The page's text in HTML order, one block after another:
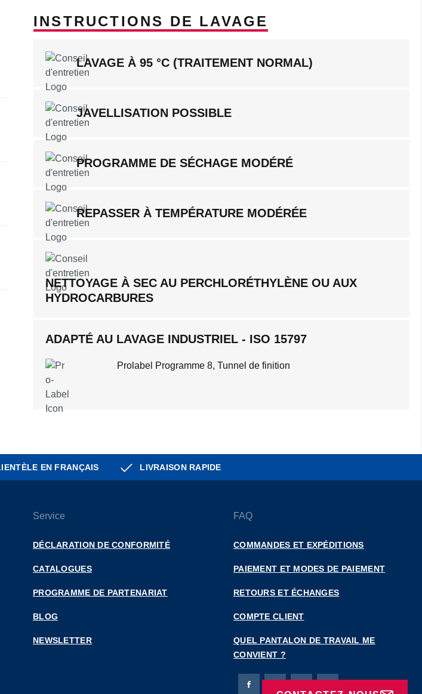
INSTRUCTIONS DE LAVAGE
LAVAGE À 95 °C (TRAITEMENT NORMAL)
JAVELLISATION POSSIBLE
PROGRAMME DE SÉCHAGE MODÉRÉ
REPASSER À TEMPÉRATURE MODÉRÉE
NETTOYAGE À SEC AU PERCHLORÉTHYLÈNE OU AUX
HYDROCARBURES
ADAPTÉ AU LAVAGE INDUSTRIEL - ISO 15797
Prolabel Programme 8, Tunnel de finition
EN FRANÇAIS LIVRAISON RAPIDE
Service
DÉCLARATION DE CONFORMITÉ
CATALOGUES
PROGRAMME DE PARTENARIAT
BLOG
NEWSLETTER
FAQ
COMMANDES ET EXPÉDITIONS
PAIEMENT ET MODES DE PAIEMENT
RETOURS ET ÉCHANGES
COMPTE CLIENT
QUEL PANTALON DE TRAVAIL ME
CONVIENT ?
Page Facebook de Bierbaum-Proenen
Page X de Bierbaum-Proenen
Page LinkedIn de
Page Instagram de